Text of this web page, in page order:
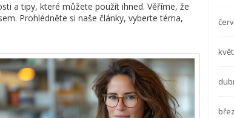
a tipy, které můžete použít ihned. Věříme, že
Prohlédněte si naše články, vyberte téma,